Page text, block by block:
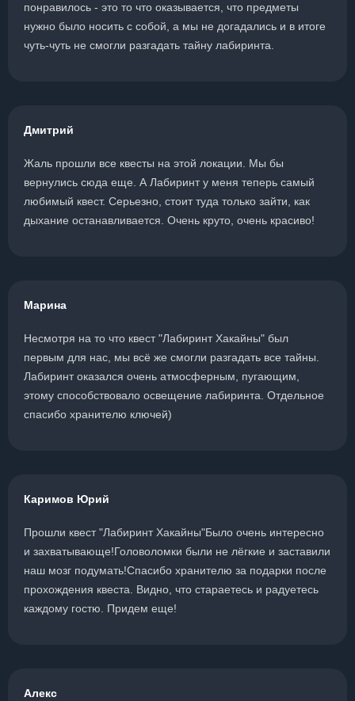
понравилось - это то что оказывается, что предметы
нужно было носить с собой, а мы не догадались и в итоге
чуть-чуть не смогли разгадать тайну лабиринта.
Дмитрий
Жаль прошли все квесты на этой локации. Мы бы
вернулись сюда еще. А Лабиринт у меня теперь самый
любимый квест. Серьезно, стоит туда только зайти, как
дыхание останавливается. Очень круто, очень красиво!
Марина
Несмотря на то что квест "Лабиринт Хакайны" был
первым для нас, мы всё же смогли разгадать все тайны.
Лабиринт оказался очень атмосферным, пугающим,
этому способствовало освещение лабиринта. Отдельное
спасибо хранителю ключей)
Каримов Юрий
Прошли квест "Лабиринт Хакайны"Было очень интересно
и захватывающе!Головоломки были не лёгкие и заставили
наш мозг подумать!Спасибо хранителю за подарки после
прохождения квеста. Видно, что стараетесь и радуетесь
каждому гостю. Придем еще!
Алекс